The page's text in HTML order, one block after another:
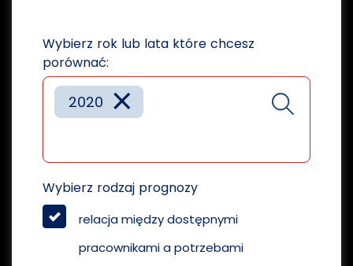
Wybierz rok lub lata które chcesz
porównać:
×
2020
Wybierz rodzaj prognozy
relacja między dostępnymi
pracownikami a potrzebami